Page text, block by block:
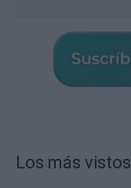
Los más vistos